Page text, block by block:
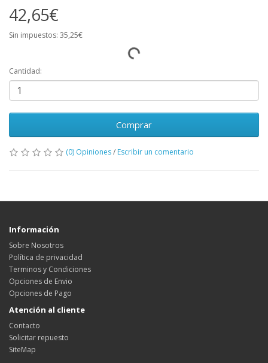
42,65€
Sin impuestos: 35,25€
Cantidad:
Comprar
(0) Opiniones/ Escribir un comentario
Información
Sobre Nosotros
Política de privacidad
Terminos y Condiciones
Opciones de Envio
Opciones de Pago
Atención al cliente
Contacto
Solicitar repuesto
SiteMap